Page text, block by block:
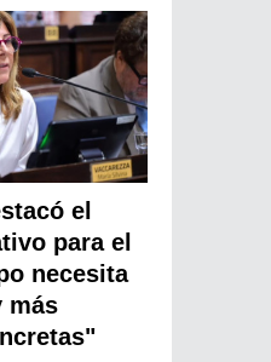
el
para el
necesita
más